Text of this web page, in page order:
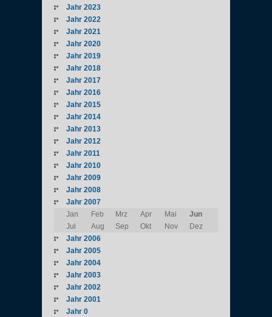
Jahr 2023
Jahr 2022
Jahr 2021
Jahr 2020
Jahr 2019
Jahr 2018
Jahr 2017
Jahr 2016
Jahr 2015
Jahr 2014
Jahr 2013
Jahr 2012
Jahr 2011
Jahr 2010
Jahr 2009
Jahr 2008
Jahr 2007
Jan
Feb Mrz Apr Mai
Jun
Jul
Aug Sep Okt Nov
Dez
Jahr 2006
Jahr 2005
Jahr 2004
Jahr 2003
Jahr 2002
Jahr 2001
Jahr 0